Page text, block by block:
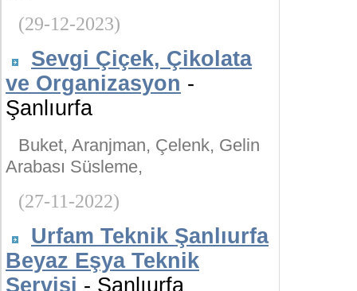
(29-12-2023)
Sevgi Çiçek, Çikolata
ve Organizasyon -
Şanlıurfa
Buket, Aranjman, Çelenk, Gelin
Arabası Süsleme,
(27-11-2022)
Urfam Teknik Şanlıurfa
Beyaz Eşya Teknik
Servisi - Şanlıurfa